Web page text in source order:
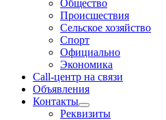
Общество
Происшествия
Сельское хозяйство
Спорт
Официально
Экономика
Call-центр на связи
Объявления
Контакты
Реквизиты